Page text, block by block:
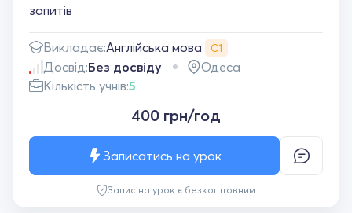
запитів
Викладає:Англійська мова С1
Досвід:Без досвіду
Одеса
Кількість учнів:5
400 грн/год
Запис на урок є безкоштовним
Записатись на урок